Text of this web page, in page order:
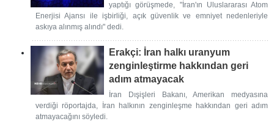
yaptığı görüşmede, "İran'ın Uluslararası Atom
Enerjisi Ajansı ile işbirliği, açık güvenlik ve emniyet nedenleriyle
askıya alınmış alındı" dedi.
Erakçi: İran halkı uranyum
zenginleştirme hakkından geri
adım atmayacak
İran Dışişleri Bakanı, Amerikan medyasına
verdiği röportajda, İran halkının zenginleşme hakkından geri adım
atmayacağını söyledi.